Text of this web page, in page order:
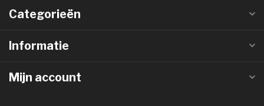
Categorieën
Informatie
Mijn account